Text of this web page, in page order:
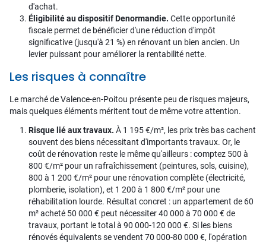
d'achat.
Éligibilité au dispositif Denormandie. Cette opportunité
fiscale permet de bénéficier d'une réduction d'impôt
significative (jusqu'à 21 %) en rénovant un bien ancien. Un
levier puissant pour améliorer la rentabilité nette.
Les risques à connaître
Le marché de Valence-en-Poitou présente peu de risques majeurs,
mais quelques éléments méritent tout de même votre attention.
Risque lié aux travaux. À 1 195 €/m², les prix très bas cachent
souvent des biens nécessitant d'importants travaux. Or, le
coût de rénovation reste le même qu'ailleurs : comptez 500 à
800 €/m² pour un rafraîchissement (peintures, sols, cuisine),
800 à 1 200 €/m² pour une rénovation complète (électricité,
plomberie, isolation), et 1 200 à 1 800 €/m² pour une
réhabilitation lourde. Résultat concret : un appartement de 60
m² acheté 50 000 € peut nécessiter 40 000 à 70 000 € de
travaux, portant le total à 90 000-120 000 €. Si les biens
rénovés équivalents se vendent 70 000-80 000 €, l'opération